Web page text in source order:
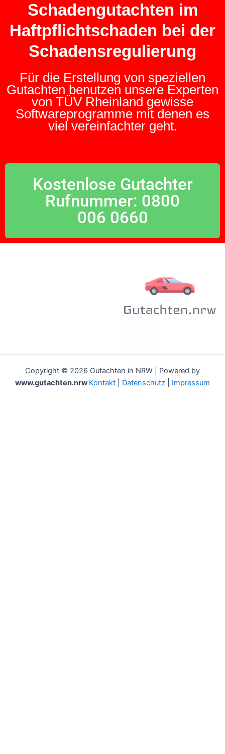
Schadengutachten im
Haftpflichtschaden bei der
Schadensregulierung
Für die Erstellung von speziellen
Gutachten benutzen unsere Experten
von TÜV Rheinland gewisse
Softwareprogramme mit denen es
viel vereinfachter geht.
Kostenlose Gutachter
Rufnummer: 0800
006 0660
Copyright © 2026 Gutachten in NRW | Powered by
www.gutachten.nrw Kontakt Datenschutz Impressum